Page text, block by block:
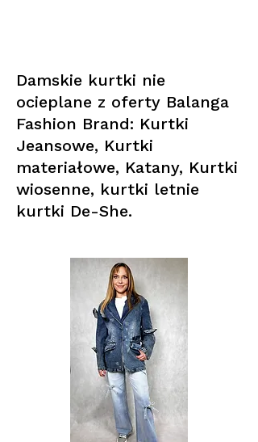
Damskie kurtki nie
ocieplane z oferty Balanga
Fashion Brand: Kurtki
Jeansowe, Kurtki
materiałowe, Katany, Kurtki
wiosenne, kurtki letnie
kurtki De-She.